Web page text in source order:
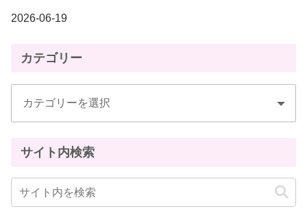
2026-06-19
カテゴリー
サイト内検索